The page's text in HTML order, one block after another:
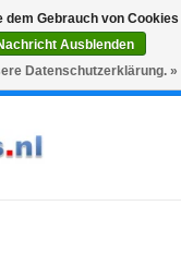
0 Artikel - €0,00
dem Gebrauch von Cookies
Ausblenden
Datenschutzerklärung. »